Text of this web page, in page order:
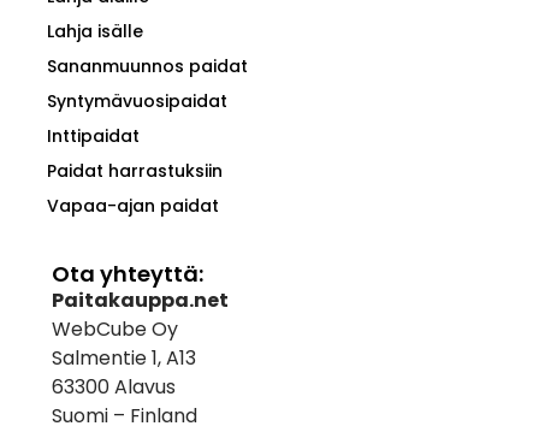
Lahja isälle
Sananmuunnos paidat
Syntymävuosipaidat
Inttipaidat
Paidat harrastuksiin
Vapaa-ajan paidat
Ota yhteyttä:
Paitakauppa.net
WebCube Oy
Salmentie 1, A13
63300 Alavus
Suomi – Finland